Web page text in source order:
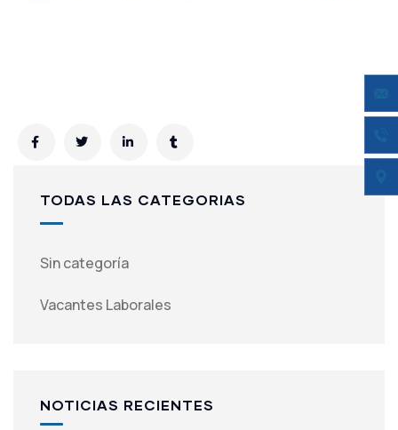
TODAS LAS CATEGORIAS
Sin categoría
Vacantes Laborales
NOTICIAS RECIENTES